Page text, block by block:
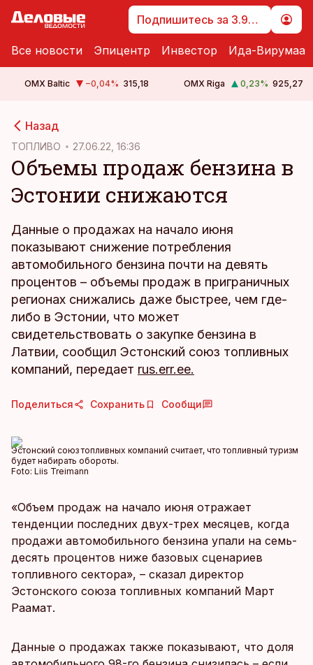
Подпишитесь за 3.99 €
Все новости Эпицентр Инвестор Ида-Вирумаа
OMX Baltic −0,04% 315,18 OMX Riga 0,23% 925,27
Назад
ТОПЛИВО 27.06.22, 16:36
Объемы продаж бензина в
Эстонии снижаются
Данные о продажах на начало июня
показывают снижение потребления
автомобильного бензина почти на девять
процентов – объемы продаж в приграничных
регионах снижались даже быстрее, чем где-
либо в Эстонии, что может
свидетельствовать о закупке бензина в
Латвии, сообщил Эстонский союз топливных
компаний, передает rus.err.ee.
Поделиться Сохранить Сообщи
Эстонский союз топливных компаний считает, что топливный туризм
будет набирать обороты.
Foto: Liis Treimann
«Объем продаж на начало июня отражает
тенденции последних двух-трех месяцев, когда
продажи автомобильного бензина упали на семь-
десять процентов ниже базовых сценариев
топливного сектора», – сказал директор
Эстонского союза топливных компаний Март
Раамат.
Данные о продажах также показывают, что доля